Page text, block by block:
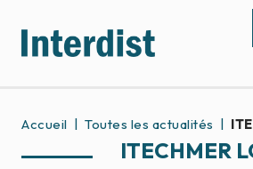
Accueil Toutes les actualités
ITECHMER